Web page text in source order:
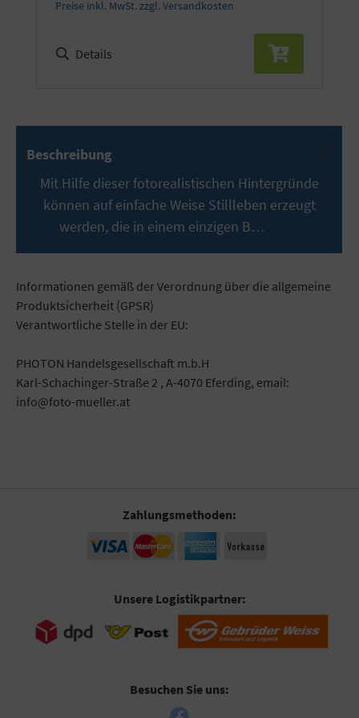
Preise inkl. MwSt. zzgl. Versandkosten
Details
Beschreibung
Mit Hilfe dieser fotorealistischen Hintergründe
können auf einfache Weise Stillleben erzeugt
werden, die in einem einzigen B…
Informationen gemäß der Verordnung über die allgemeine
Produktsicherheit (GPSR)
Verantwortliche Stelle in der EU:
PHOTON Handelsgesellschaft m.b.H
Karl-Schachinger-Straße 2 , A-4070 Eferding, email:
info@foto-mueller.at
Zahlungsmethoden:
Unsere Logistikpartner:
Besuchen Sie uns: